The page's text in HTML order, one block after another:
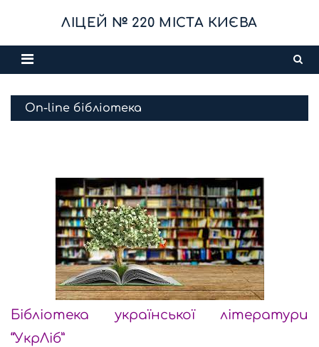
content
ЛІЦЕЙ № 220 МІСТА КИЄВА
On-line бібліотека
Бібліотека української літератури
“УкрЛіб”